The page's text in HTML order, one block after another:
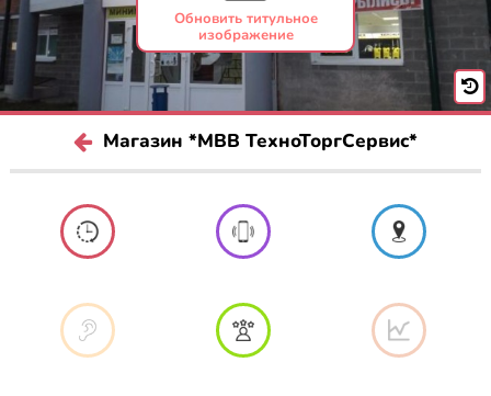
Обновить титульное
изображение
Магазин *МВВ ТехноТоргСервис*